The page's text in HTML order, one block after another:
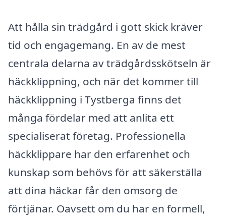
Att hålla sin trädgård i gott skick kräver
tid och engagemang. En av de mest
centrala delarna av trädgårdsskötseln är
häckklippning, och när det kommer till
häckklippning i Tystberga finns det
många fördelar med att anlita ett
specialiserat företag. Professionella
häckklippare har den erfarenhet och
kunskap som behövs för att säkerställa
att dina häckar får den omsorg de
förtjänar. Oavsett om du har en formell,